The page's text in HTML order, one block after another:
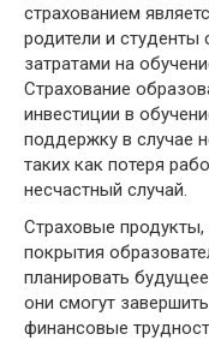
страхованием
родители и студенты
затратами на
Страхование
инвестиции в
поддержку в случае
таких как потеря
несчастный случай.
Страховые
покрытия
планировать
они смогут
финансовые